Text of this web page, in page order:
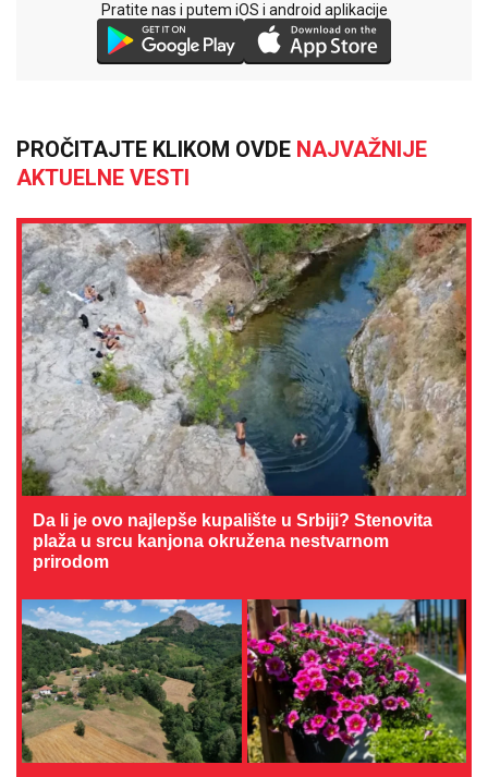
Pratite nas i putem iOS i android aplikacije
PROČITAJTE KLIKOM OVDE NAJVAŽNIJE
AKTUELNE VESTI
Da li je ovo najlepše kupalište u Srbiji? Stenovita
plaža u srcu kanjona okružena nestvarnom
prirodom